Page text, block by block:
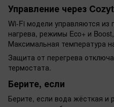
Управление через
Wi-Fi модели управляются из
нагрева, режимы Eco+ и
Максимальная температура
Защита от перегрева
термостата.
Берите, если
Берите, если вода жёсткая и